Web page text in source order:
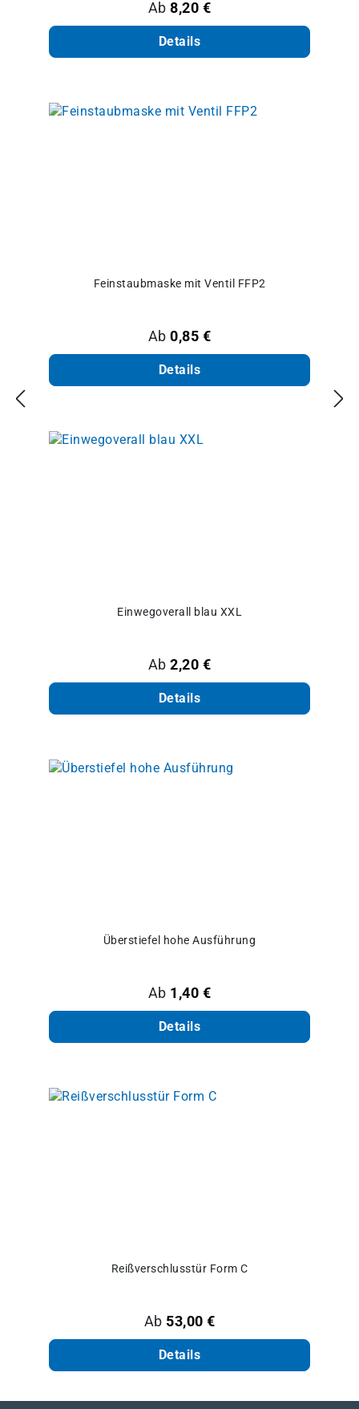
Regulärer Preis:
Ab8,20 €
Details
Feinstaubmaske mit Ventil FFP2
Regulärer Preis:
Ab0,85 €
Details
Einwegoverall blau XXL
Regulärer Preis:
Ab2,20 €
Details
Überstiefel hohe Ausführung
Regulärer Preis:
Ab 1,40 €
Details
Reißverschlusstür Form C
Regulärer Preis:
Ab 53,00 €
Details